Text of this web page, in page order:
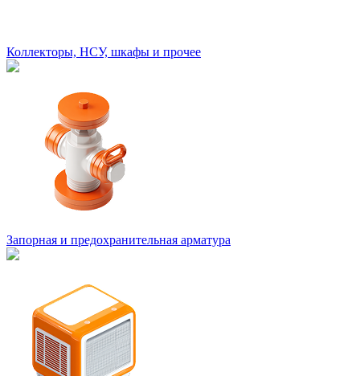
Коллекторы, НСУ, шкафы и прочее
Запорная и предохранительная арматура